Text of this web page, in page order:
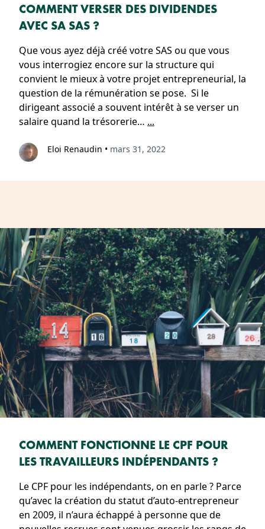
COMMENT VERSER DES DIVIDENDES
AVEC SA SAS ?
Que vous ayez déjà créé votre SAS ou que vous
vous interrogiez encore sur la structure qui
convient le mieux à votre projet entrepreneurial, la
question de la rémunération se pose. Si le
dirigeant associé a souvent intérêt à se verser un
salaire quand la trésorerie… ...
Eloi Renaudin • mars 31, 2022
COMMENT FONCTIONNE LE CPF POUR
LES TRAVAILLEURS INDÉPENDANTS ?
Le CPF pour les indépendants, on en parle ? Parce
qu’avec la création du statut d’auto-entrepreneur
en 2009, il n’aura échappé à personne que de